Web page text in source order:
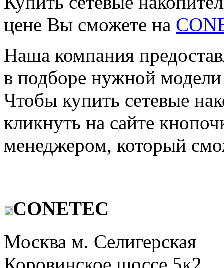
цене Вы сможете на
Наша компания
в подборе нужной модели
Чтобы купить сетевые
кликнуть на сайте
менеджером, который
CONETEC
Москва м. Селигерская